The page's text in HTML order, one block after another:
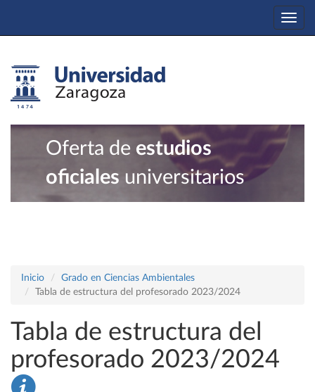
Oferta de estudios
oficiales universitarios
Inicio
Grado en Ciencias Ambientales
Tabla de estructura del profesorado 2023/2024
Tabla de estructura del
profesorado 2023/2024